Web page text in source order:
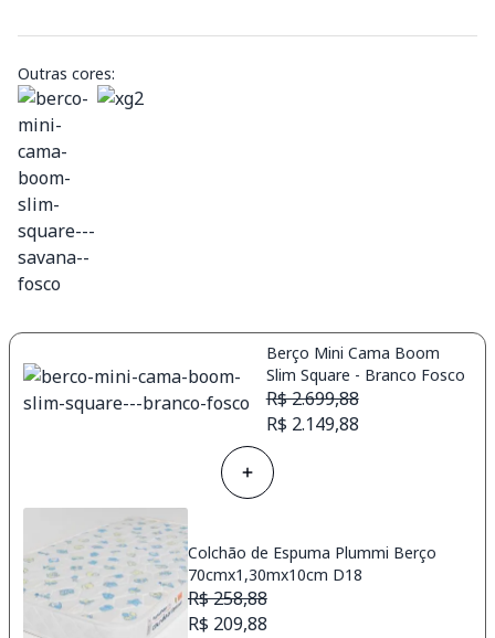
Outras cores:
Berço Mini Cama Boom
Slim Square - Branco Fosco
R$ 2.699,88
R$ 2.149,88
Colchão de Espuma Plummi Berço
70cmx1,30mx10cm D18
R$ 258,88
R$ 209,88